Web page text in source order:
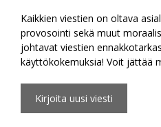
Kaikkien viestien on oltava
provosointi sekä muut
johtavat viestien
käyttökokemuksia! Voit jättää